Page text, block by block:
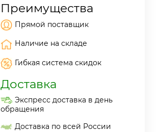
Преимущества
Прямой поставщик
Наличие на складе
Гибкая система скидок
Доставка
Экспресс доставка в день
обращения
Доставка по всей России